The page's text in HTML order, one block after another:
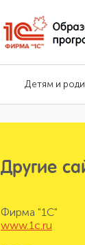
Детям и
Другие
Фирма "1С"
www.1c.ru